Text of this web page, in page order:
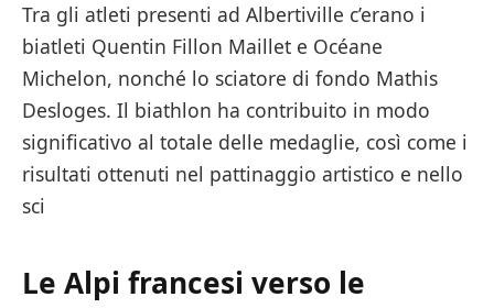
Tra gli atleti presenti ad Albertiville c’erano i
biatleti Quentin Fillon Maillet e Océane
Michelon, nonché lo sciatore di fondo Mathis
Desloges. Il biathlon ha contribuito in modo
significativo al totale delle medaglie, così come i
risultati ottenuti nel pattinaggio artistico e nello
sci
Le Alpi francesi verso le